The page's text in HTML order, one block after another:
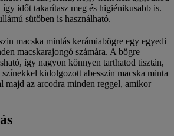
így időt takarítasz meg és higiénikusabb is.
sütőben is használható.
macska mintás kerámiabögre egy egyedi
macskarajongó számára. A bögre
így nagyon könnyen tarthatod tisztán,
kidolgozott abesszin macska minta
majd az arcodra minden reggel, amikor